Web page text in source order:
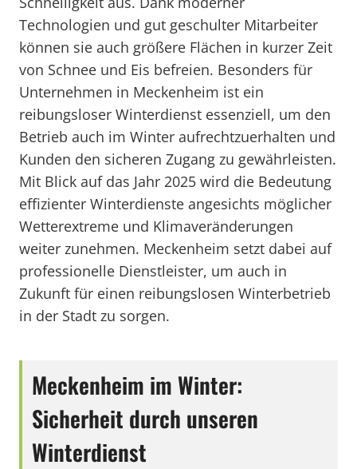
Technologien und gut geschulter Mitarbeiter
können sie auch größere Flächen in kurzer Zeit
von Schnee und Eis befreien. Besonders für
Unternehmen in Meckenheim ist ein
reibungsloser Winterdienst essenziell, um den
Betrieb auch im Winter aufrechtzuerhalten und
Kunden den sicheren Zugang zu gewährleisten.
Mit Blick auf das Jahr 2025 wird die Bedeutung
effizienter Winterdienste angesichts möglicher
Wetterextreme und Klimaveränderungen
weiter zunehmen. Meckenheim setzt dabei auf
professionelle Dienstleister, um auch in
Zukunft für einen reibungslosen Winterbetrieb
in der Stadt zu sorgen.
Meckenheim im Winter:
Sicherheit durch unseren
Winterdienst